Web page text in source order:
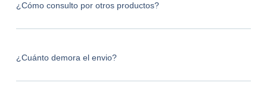
¿Cómo consulto por otros productos?
¿Cuánto demora el envio?